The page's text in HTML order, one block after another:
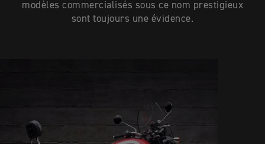
modèles commercialisés sous ce nom prestigieux
sont toujours une évidence.